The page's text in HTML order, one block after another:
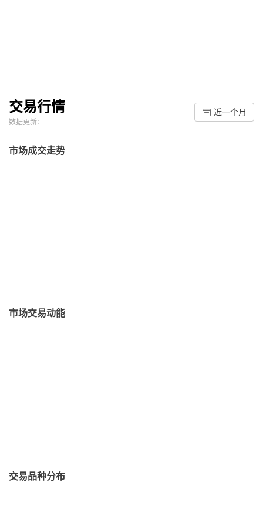
交易行情
数据更新：
近一个月
市场成交走势
市场交易动能
交易品种分布